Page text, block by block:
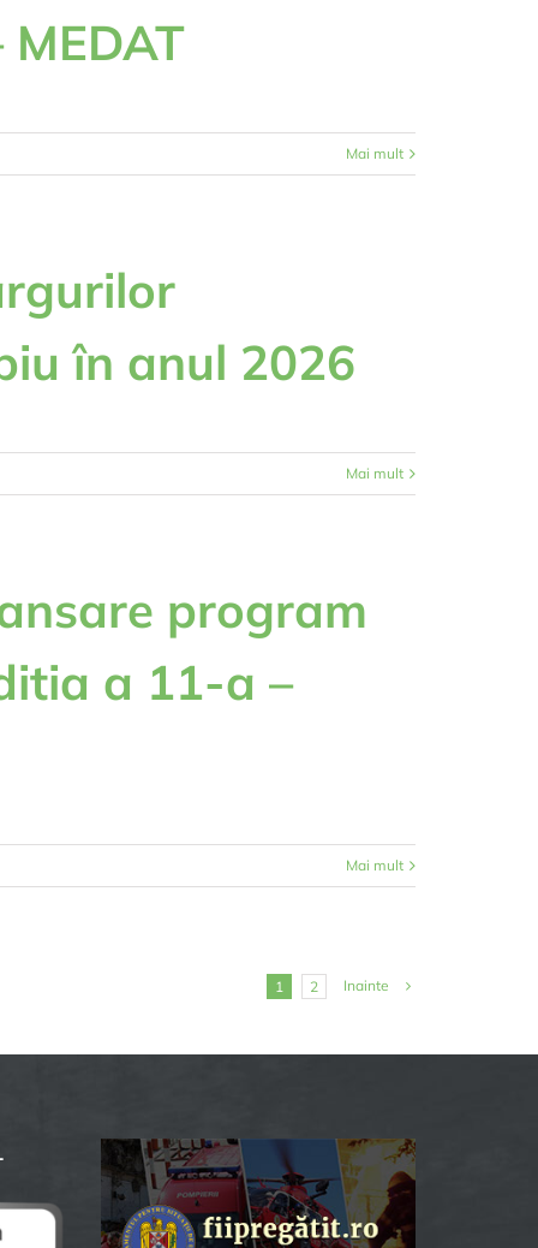
Mai mult
în anul 2026
Mai mult
program
a 11-a –
Mai mult
1 2 Inainte